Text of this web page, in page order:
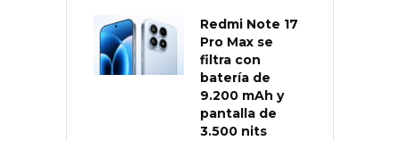
Redmi Note 17
Pro Max se
filtra con
batería de
9.200 mAh y
pantalla de
3.500 nits